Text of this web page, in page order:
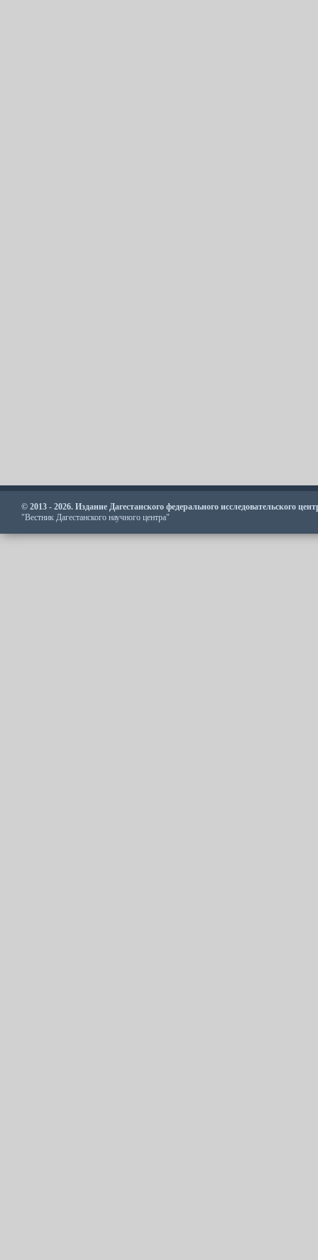
© 2013 - 2026. Издание Дагестанского федерального исследовательского
"Вестник Дагестанского научного центра"